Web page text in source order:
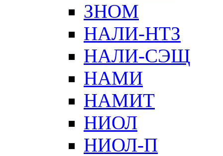
ЗНОМ
НАЛИ-НТЗ
НАЛИ-СЭЩ
НАМИ
НАМИТ
НИОЛ
НИОЛ-П